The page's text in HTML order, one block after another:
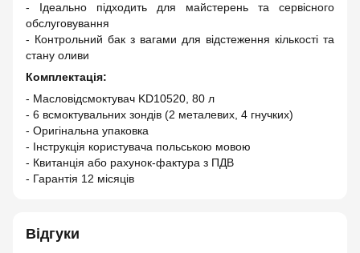
- Ідеально підходить для майстерень та сервісного
обслуговування
- Контрольний бак з вагами для відстеження кількості та
стану оливи
Комплектація:
- Масловідсмоктувач KD10520, 80 л
- 6 всмоктувальних зондів (2 металевих, 4 гнучких)
- Оригінальна упаковка
- Інструкція користувача польською мовою
- Квитанція або рахунок-фактура з ПДВ
- Гарантія 12 місяців
Відгуки